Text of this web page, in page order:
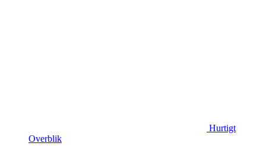
Hurtigt
Overblik